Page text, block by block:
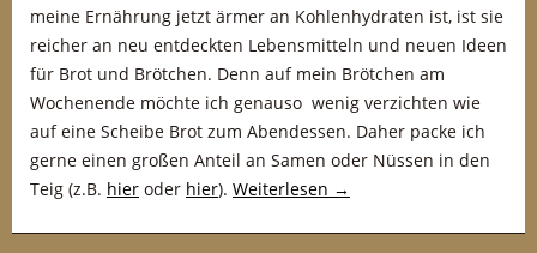
meine Ernährung jetzt ärmer an Kohlenhydraten ist, ist sie
reicher an neu entdeckten Lebensmitteln und neuen Ideen
für Brot und Brötchen. Denn auf mein Brötchen am
Wochenende möchte ich genauso wenig verzichten wie
auf eine Scheibe Brot zum Abendessen. Daher packe ich
gerne einen großen Anteil an Samen oder Nüssen in den
Teig (z.B. hier oder hier). Weiterlesen →